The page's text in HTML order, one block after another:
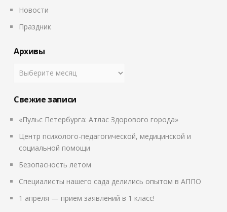
Новости
Праздник
Архивы
Свежие записи
«Пульс Петербурга: Атлас Здорового города»
Центр психолого-педагогической, медицинской и
социальной помощи
Безопасность летом
Специалисты нашего сада делились опытом в АППО
1 апреля — прием заявлений в 1 класс!